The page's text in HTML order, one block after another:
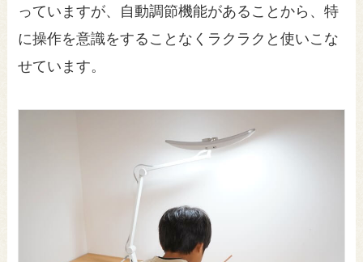
っていますが、自動調節機能があることから、特
に操作を意識をすることなくラクラクと使いこな
せています。